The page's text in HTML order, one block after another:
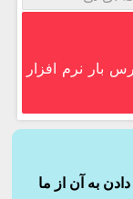
بار نرم افزار
به آن از ما